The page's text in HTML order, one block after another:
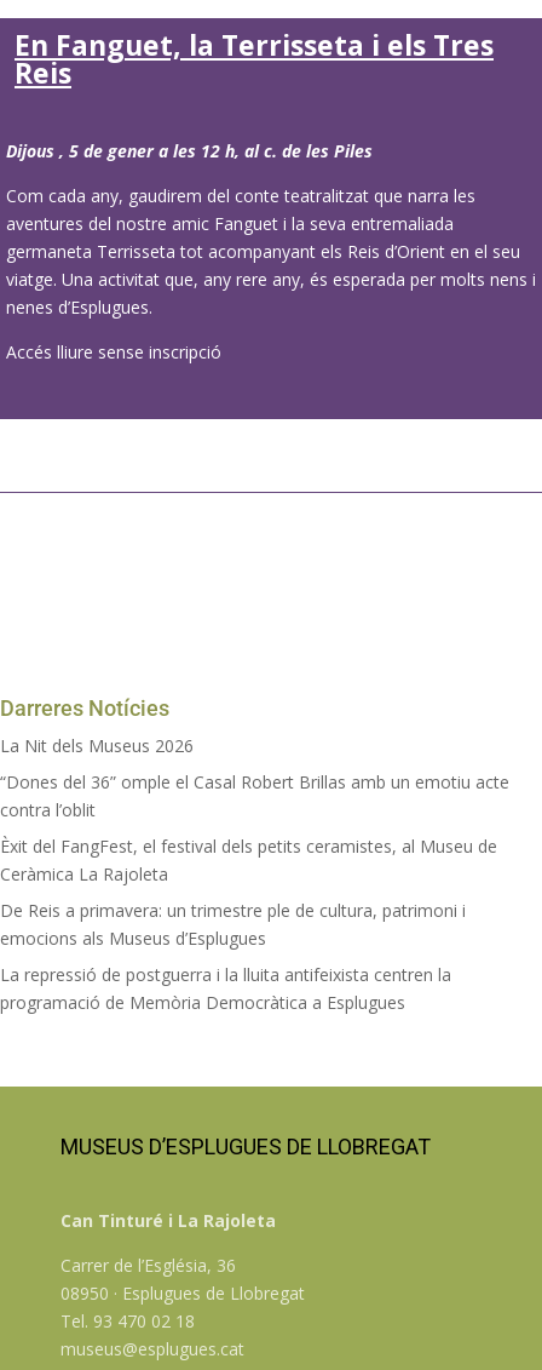
En Fanguet, la Terrisseta i els Tres
Reis
Dijous , 5 de gener a les 12 h, al c. de les Piles
Com cada any, gaudirem del conte teatralitzat que narra les
aventures del nostre amic Fanguet i la seva entremaliada
germaneta Terrisseta tot acompanyant els Reis d’Orient en el seu
viatge. Una activitat que, any rere any, és esperada per molts nens i
nenes d’Esplugues.
Accés lliure sense inscripció
Darreres Notícies
La Nit dels Museus 2026
“Dones del 36” omple el Casal Robert Brillas amb un emotiu acte
contra l’oblit
Èxit del FangFest, el festival dels petits ceramistes, al Museu de
Ceràmica La Rajoleta
De Reis a primavera: un trimestre ple de cultura, patrimoni i
emocions als Museus d’Esplugues
La repressió de postguerra i la lluita antifeixista centren la
programació de Memòria Democràtica a Esplugues
MUSEUS D’ESPLUGUES DE LLOBREGAT
Can Tinturé i La Rajoleta
Carrer de l’Església, 36
08950 · Esplugues de Llobregat
Tel. 93 470 02 18
museus@esplugues.cat